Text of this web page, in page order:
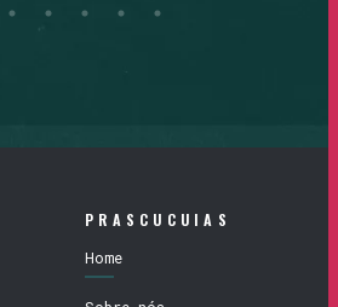
PRASCUCUIAS
Home